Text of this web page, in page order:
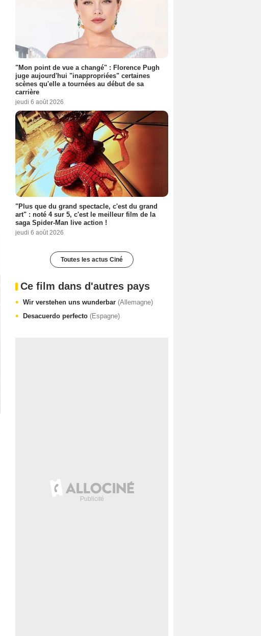
"Mon point de vue a changé" : Florence Pugh
juge aujourd'hui "inappropriées" certaines
scènes qu'elle a tournées au début de sa
carrière
jeudi 6 août 2026
"Plus que du grand spectacle, c'est du grand
art" : noté 4 sur 5, c'est le meilleur film de la
saga Spider-Man live action !
jeudi 6 août 2026
Toutes les actus Ciné
Ce film dans d'autres pays
Wir verstehen uns wunderbar (Allemagne)
Desacuerdo perfecto (Espagne)